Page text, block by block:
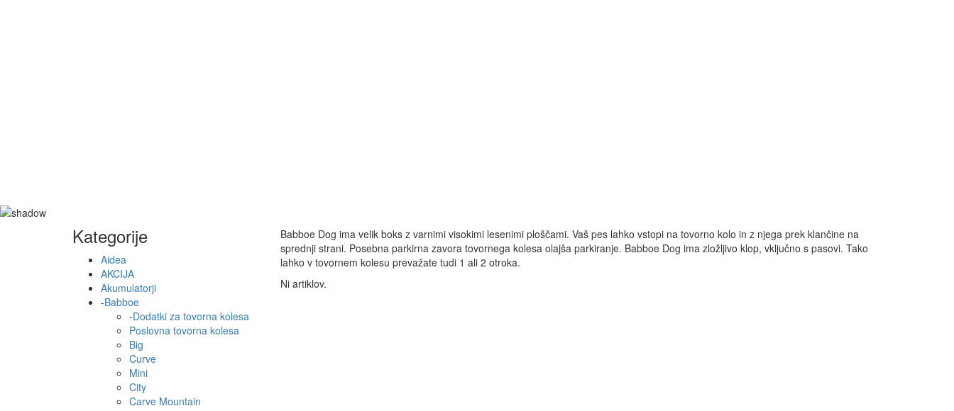
Kategorije
Aidea
AKCIJA
Akumulatorji
-Babboe
-Dodatki za tovorna kolesa
Poslovna tovorna kolesa
Big
Curve
Mini
City
Carve Mountain
Babboe Dog ima velik boks z varnimi visokimi lesenimi ploščami. Vaš pes lahko vstopi na tovorno kolo in z njega prek klančine na
sprednji strani. Posebna parkirna zavora tovornega kolesa olajša parkiranje. Babboe Dog ima zložljivo klop, vključno s pasovi. Tako
lahko v tovornem kolesu prevažate tudi 1 ali 2 otroka.
Ni artiklov.